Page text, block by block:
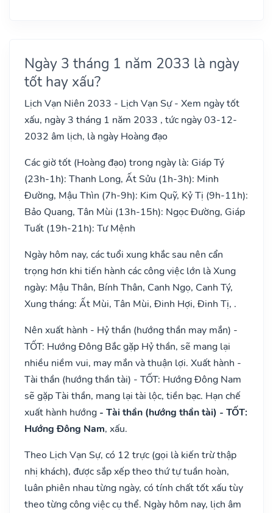
Ngày 3 tháng 1 năm 2033 là ngày
tốt hay xấu?
Lịch Vạn Niên 2033 - Lịch Vạn Sự - Xem ngày tốt
xấu, ngày 3 tháng 1 năm 2033 , tức ngày 03-12-
2032 âm lịch, là ngày Hoàng đạo
Các giờ tốt (Hoàng đạo) trong ngày là: Giáp Tý
(23h-1h): Thanh Long, Ất Sửu (1h-3h): Minh
Đường, Mậu Thìn (7h-9h): Kim Quỹ, Kỷ Tị (9h-11h):
Bảo Quang, Tân Mùi (13h-15h): Ngọc Đường, Giáp
Tuất (19h-21h): Tư Mệnh
Ngày hôm nay, các tuổi xung khắc sau nên cẩn
trọng hơn khi tiến hành các công việc lớn là Xung
ngày: Mậu Thân, Bính Thân, Canh Ngọ, Canh Tý,
Xung tháng: Ất Mùi, Tân Mùi, Đinh Hợi, Đinh Tị, .
Nên xuất hành - Hỷ thần (hướng thần may mắn) -
TỐT: Hướng Đông Bắc gặp Hỷ thần, sẽ mang lại
nhiều niềm vui, may mắn và thuận lợi. Xuất hành -
Tài thần (hướng thần tài) - TỐT: Hướng Đông Nam
sẽ gặp Tài thần, mang lại tài lộc, tiền bạc. Hạn chế
xuất hành hướng - Tài thần (hướng thần tài) - TỐT:
Hướng Đông Nam, xấu.
Theo Lịch Vạn Sự, có 12 trực (gọi là kiến trừ thập
nhị khách), được sắp xếp theo thứ tự tuần hoàn,
luân phiên nhau từng ngày, có tính chất tốt xấu tùy
theo từng công việc cụ thể. Ngày hôm nay, lịch âm